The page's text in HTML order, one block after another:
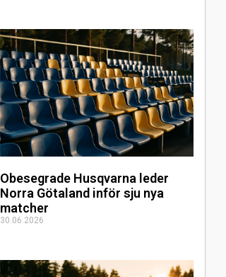
Obesegrade Husqvarna leder
Norra Götaland inför sju nya
matcher
30.06.2026